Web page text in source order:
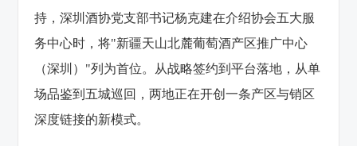
持，深圳酒协党支部书记杨克建在介绍协会五大服
务中心时，将"新疆天山北麓葡萄酒产区推广中心
（深圳）"列为首位。从战略签约到平台落地，从单
场品鉴到五城巡回，两地正在开创一条产区与销区
深度链接的新模式。